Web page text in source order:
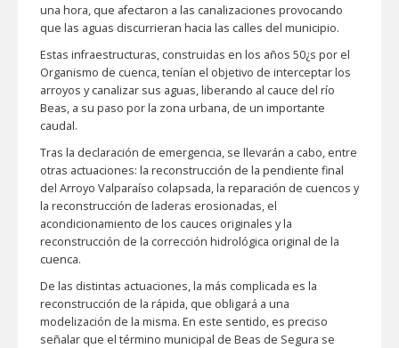
una hora, que afectaron a las canalizaciones provocando
que las aguas discurrieran hacia las calles del municipio.
Estas infraestructuras, construidas en los años 50¿s por el
Organismo de cuenca, tenían el objetivo de interceptar los
arroyos y canalizar sus aguas, liberando al cauce del río
Beas, a su paso por la zona urbana, de un importante
caudal.
Tras la declaración de emergencia, se llevarán a cabo, entre
otras actuaciones: la reconstrucción de la pendiente final
del Arroyo Valparaíso colapsada, la reparación de cuencos y
la reconstrucción de laderas erosionadas, el
acondicionamiento de los cauces originales y la
reconstrucción de la corrección hidrológica original de la
cuenca.
De las distintas actuaciones, la más complicada es la
reconstrucción de la rápida, que obligará a una
modelización de la misma. En este sentido, es preciso
señalar que el término municipal de Beas de Segura se